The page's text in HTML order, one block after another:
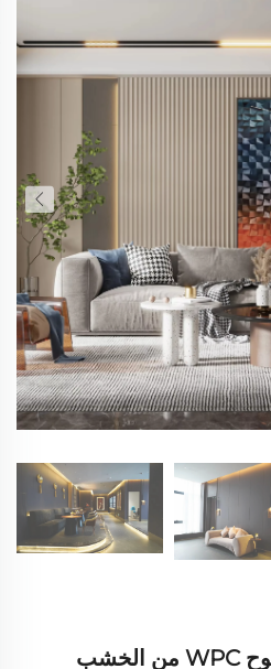
لوازم مشروع فندقية، لوح WPC من الخشب